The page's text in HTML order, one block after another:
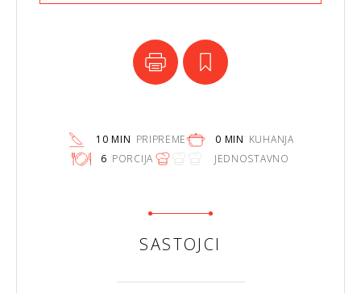
10 MIN PRIPREME 0 MIN KUHANJA
6 PORCIJA JEDNOSTAVNO
SASTOJCI